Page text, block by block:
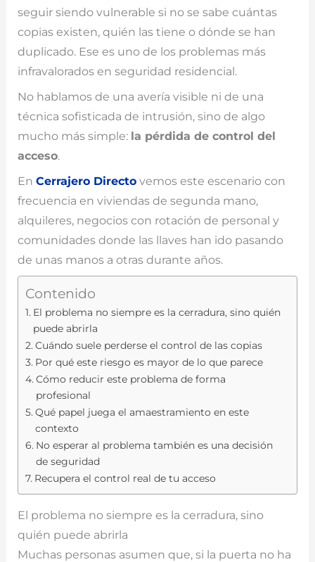
seguir siendo vulnerable si no se sabe cuántas
copias existen, quién las tiene o dónde se han
duplicado. Ese es uno de los problemas más
infravalorados en seguridad residencial.
No hablamos de una avería visible ni de una
técnica sofisticada de intrusión, sino de algo
mucho más simple: la pérdida de control del
acceso.
En Cerrajero Directovemos este escenario con
frecuencia en viviendas de segunda mano,
alquileres, negocios con rotación de personal y
comunidades donde las llaves han ido pasando
de unas manos a otras durante años.
Contenido
El problema no siempre es la cerradura, sino quién
puede abrirla
Cuándo suele perderse el control de las copias
Por qué este riesgo es mayor de lo que parece
Cómo reducir este problema de forma
profesional
Qué papel juega el amaestramiento en este
contexto
No esperar al problema también es una decisión
de seguridad
Recupera el control real de tu acceso
El problema no siempre es la cerradura, sino
quién puede abrirla
Muchas personas asumen que, si la puerta no ha